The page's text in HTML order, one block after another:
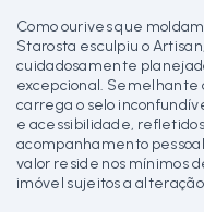
Como ourives que
Starosta esculpiu o
cuidadosamente
excepcional. Semelhante
carrega o selo
e acessibilidade,
acompanhamento
valor reside nos mínimos
imóvel sujeitos a